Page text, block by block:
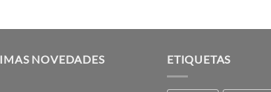
NOVEDADES ETIQUETAS